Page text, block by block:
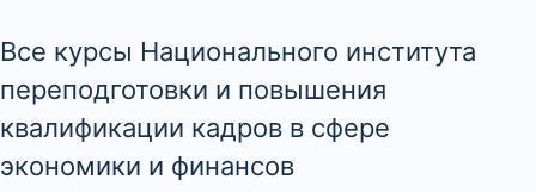
Все курсы Национального института
переподготовки и повышения
квалификации кадров в сфере
экономики и финансов